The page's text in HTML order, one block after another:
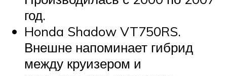
год.
Honda Shadow VT750RS.
Внешне напоминает гибрид
между круизером и